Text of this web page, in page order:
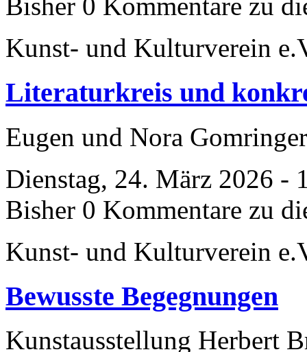
Bisher 0 Kommentare zu
Kunst- und Kulturverein
Literaturkreis und
Eugen und Nora
Dienstag, 24. März 2026 -
Bisher 0 Kommentare zu
Kunst- und Kulturverein
Bewusste Begegnungen
Kunstausstellung Herbert